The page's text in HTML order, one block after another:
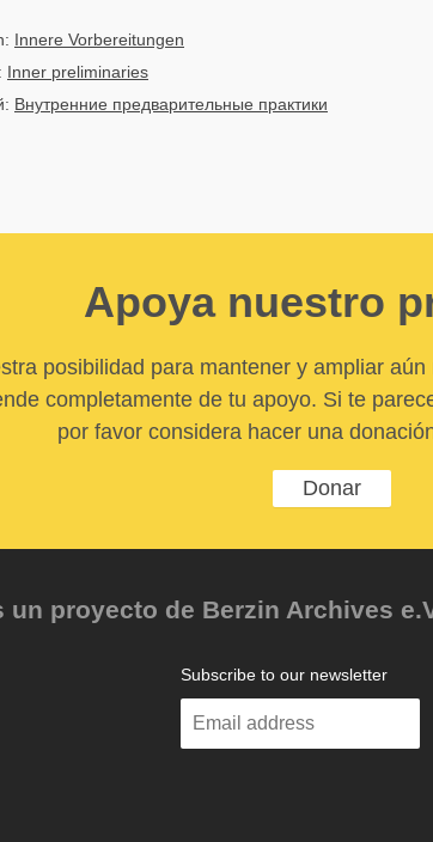
Innere Vorbereitungen
Inner preliminaries
Внутренние предварительные практики
Apoya nuestro
posibilidad para mantener y ampliar
completamente de tu apoyo. Si te
por favor considera hacer una
Donar
proyecto de Berzin Archives
Subscribe to our newsletter
Enter